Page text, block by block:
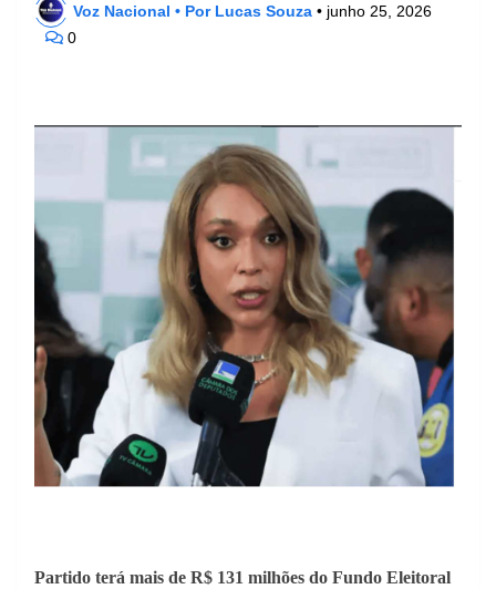
Voz Nacional • Por Lucas Souza • junho 25, 2026
0
Partido terá mais de R$ 131 milhões do Fundo Eleitoral